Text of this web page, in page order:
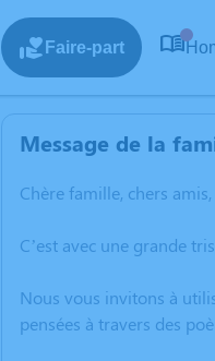
Faire-part
Message de la
Chère famille, chers amis,
C’est avec une grande
Nous vous invitons à
pensées à travers des